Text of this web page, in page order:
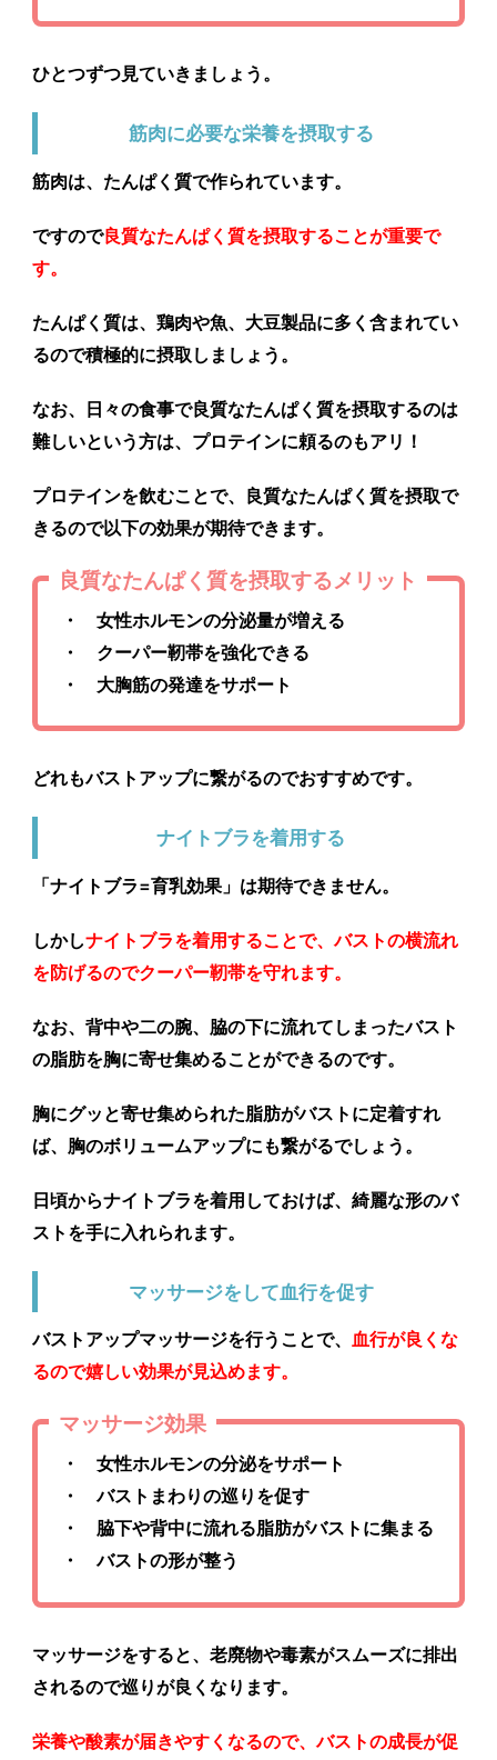
ひとつずつ見ていきましょう。
筋肉に必要な栄養を摂取する
筋肉は、たんぱく質で作られています。
ですので良質なたんぱく質を摂取することが重要で
す。
たんぱく質は、鶏肉や魚、大豆製品に多く含まれてい
るので積極的に摂取しましょう。
なお、日々の食事で良質なたんぱく質を摂取するのは
難しいという方は、プロテインに頼るのもアリ！
プロテインを飲むことで、良質なたんぱく質を摂取で
きるので以下の効果が期待できます。
良質なたんぱく質を摂取するメリット
・ 女性ホルモンの分泌量が増える
・ クーパー靭帯を強化できる
・ 大胸筋の発達をサポート
どれもバストアップに繋がるのでおすすめです。
ナイトブラを着用する
「ナイトブラ=育乳効果」は期待できません。
しかしナイトブラを着用することで、バストの横流れ
を防げるのでクーパー靭帯を守れます。
なお、背中や二の腕、脇の下に流れてしまったバスト
の脂肪を胸に寄せ集めることができるのです。
胸にグッと寄せ集められた脂肪がバストに定着すれ
ば、胸のボリュームアップにも繋がるでしょう。
日頃からナイトブラを着用しておけば、綺麗な形のバ
ストを手に入れられます。
マッサージをして血行を促す
バストアップマッサージを行うことで、血行が良くな
るので嬉しい効果が見込めます。
マッサージ効果
・ 女性ホルモンの分泌をサポート
・ バストまわりの巡りを促す
・ 脇下や背中に流れる脂肪がバストに集まる
・ バストの形が整う
マッサージをすると、老廃物や毒素がスムーズに排出
されるので巡りが良くなります。
栄養や酸素が届きやすくなるので、バストの成長が促